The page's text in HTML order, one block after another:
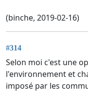
(binche, 2019-02-16)
#314
Selon moi c'est une
l'environnement et
imposé par les